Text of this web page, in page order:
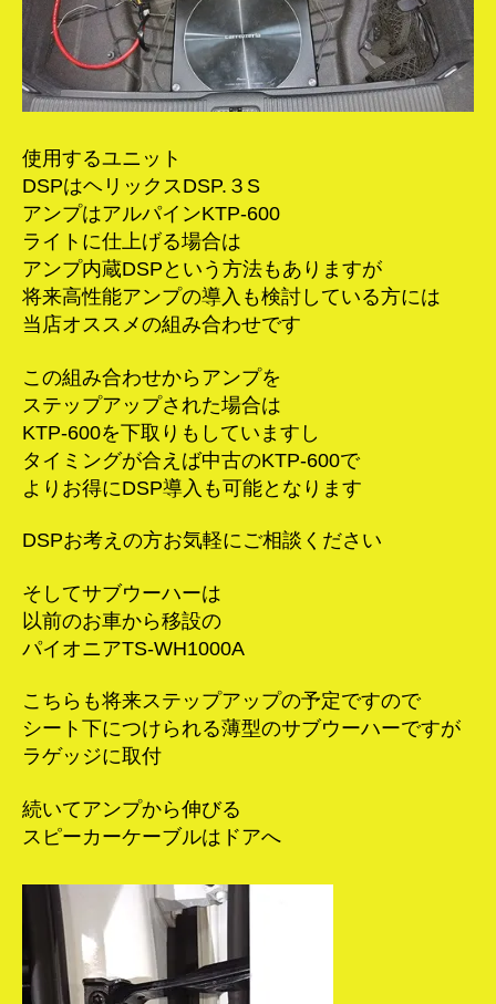
使用するユニット
DSPはヘリックスDSP.３S
アンプはアルパインKTP-600
ライトに仕上げる場合は
アンプ内蔵DSPという方法もありますが
将来高性能アンプの導入も検討している方には
当店オススメの組み合わせです
この組み合わせからアンプを
ステップアップされた場合は
KTP-600を下取りもしていますし
タイミングが合えば中古のKTP-600で
よりお得にDSP導入も可能となります
DSPお考えの方お気軽にご相談ください
そしてサブウーハーは
以前のお車から移設の
パイオニアTS-WH1000A
こちらも将来ステップアップの予定ですので
シート下につけられる薄型のサブウーハーですが
ラゲッジに取付
続いてアンプから伸びる
スピーカーケーブルはドアへ